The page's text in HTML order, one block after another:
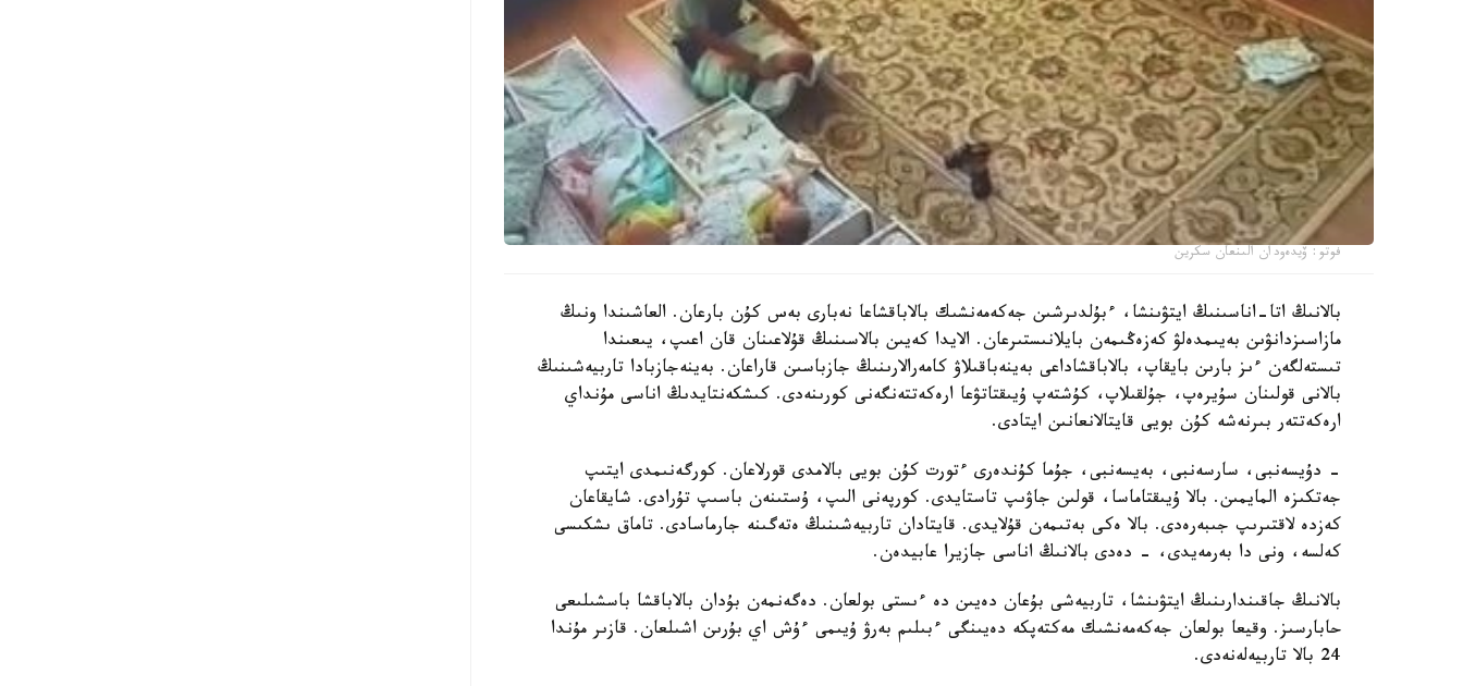
فوتو: ۆيدەودان الىنعان سكرين
بالانىڭ اتا-اناسىنىڭ ايتۋىنشا، ءبۇلدىرشىن جەكەمەنشىك بالاباقشاعا نەبارى بەس كۇن بارعان. العاشىندا ونىڭ
مازاسىزدانۋىن بەيىمدەلۋ كەزەڭىمەن بايلانىستىرعان. الايدا كەيىن بالاسىنىڭ قۇلاعىنان قان اعىپ، يىعىندا
تىستەلگەن ءىز بارىن بايقاپ، بالاباقشاداعى بەينەباقىلاۋ كامەرالارىنىڭ جازباسىن قاراعان. بەينەجازبادا تاربيەشىنىڭ
بالانى قولىنان سۇيرەپ، جۇلقىلاپ، كۇشتەپ ۇيىقتاتۋعا ارەكەتتەنگەنى كورىنەدى. كىشكەنتايدىڭ اناسى مۇنداي
ارەكەتتەر بىرنەشە كۇن بويى قايتالانعانىن ايتادى.
- دۇيسەنبى، سارسەنبى، بەيسەنبى، جۇما كۇندەرى ءتورت كۇن بويى بالامدى قورلاعان. كورگەنىمدى ايتىپ
جەتكىزە المايمىن. بالا ۇيىقتاماسا، قولىن جاۋىپ تاستايدى. كورپەنى الىپ، ۇستىنەن باسىپ تۇرادى. شايقاعان
كەزدە لاقتىرىپ جىبەرەدى. بالا ەكى بەتىمەن قۇلايدى. قايتادان تاربيەشىنىڭ ەتەگىنە جارماسادى. تاماق ىشكىسى
كەلسە، ونى دا بەرمەيدى، - دەدى بالانىڭ اناسى جازيرا عابيدەن.
بالانىڭ جاقىندارىنىڭ ايتۋىنشا، تاربيەشى بۇعان دەيىن دە ءىستى بولعان. دەگەنمەن بۇدان بالاباقشا باسشىلىعى
حابارسىز. وقيعا بولعان جەكەمەنشىك مەكتەپكە دەيىنگى ءبىلىم بەرۋ ۇيىمى ءۇش اي بۇرىن اشىلعان. قازىر مۇندا
24 بالا تاربيەلەنەدى.